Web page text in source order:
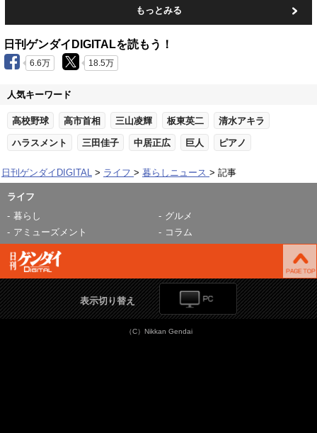
もっとみる
日刊ゲンダイDIGITALを読もう！
6.6万 18.5万
人気キーワード
高校野球 高市首相 三山凌輝 板東英二 清水アキラ
ハラスメント 三田佳子 中居正広 巨人 ピアノ
日刊ゲンダイDIGITAL ライフ 暮らしニュース 記事
ライフ
暮らし
グルメ
アミューズメント
コラム
表示切り替え
（C）Nikkan Gendai